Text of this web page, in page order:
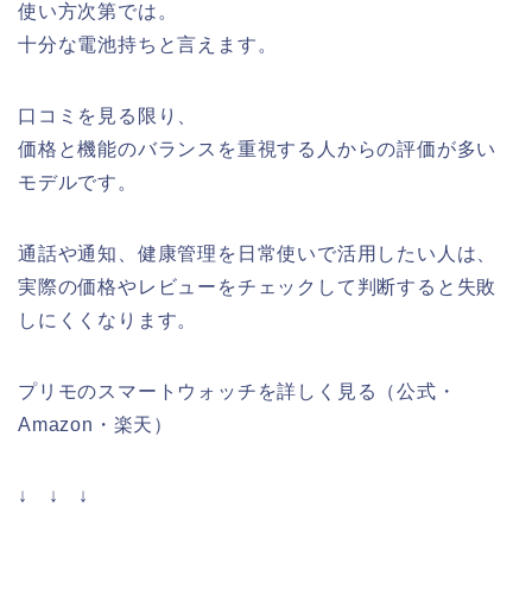
使い方次第では。
十分な電池持ちと言えます。
口コミを見る限り、
価格と機能のバランスを重視する人からの評価が多い
モデルです。
通話や通知、健康管理を日常使いで活用したい人は、
実際の価格やレビューをチェックして判断すると失敗
しにくくなります。
プリモのスマートウォッチを詳しく見る（公式・
Amazon・楽天）
↓ ↓ ↓